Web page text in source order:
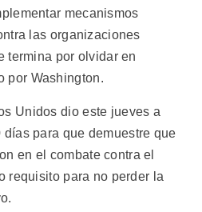
mecanismos
las organizaciones
termina por olvidar en
por Washington.
Unidos dio este jueves a
para que demuestre que
en el combate contra el
requisito para no perder la